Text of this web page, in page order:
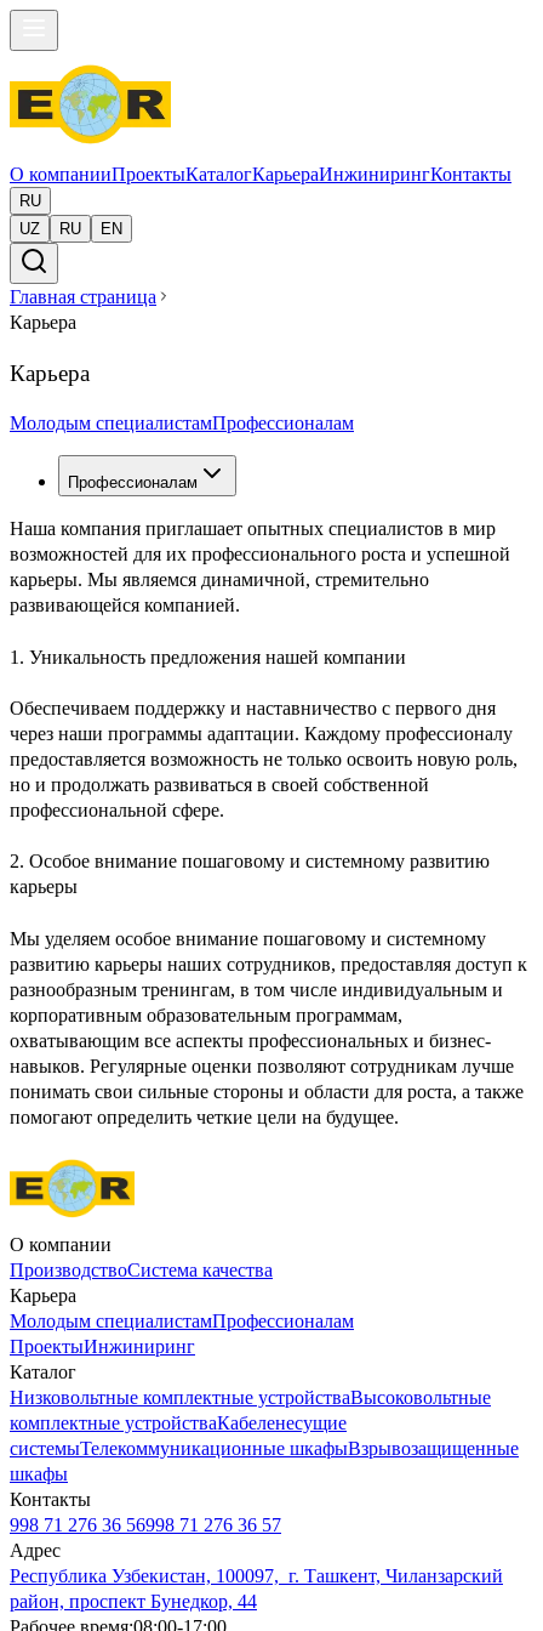
О компанииПроектыКаталогКарьераИнжинирингКонтакты
RU
UZ
RU EN
Главная страница
Карьера
Карьера
Молодым специалистамПрофессионалам
Профессионалам
Наша компания приглашает опытных специалистов в мир
возможностей для их профессионального роста и успешной
карьеры. Мы являемся динамичной, стремительно
развивающейся компанией.
1 . Уникальность предложения нашей компании
Обеспечиваем поддержку и наставничество с первого дня
через наши программы адаптации. Каждому профессионалу
предоставляется возможность не только освоить новую роль,
но и продолжать развиваться в своей собственной
профессиональной сфере.
2. Особое внимание пошаговому и системному развитию
карьеры
Мы уделяем особое внимание пошаговому и системному
развитию карьеры наших сотрудников, предоставляя доступ к
разнообразным тренингам, в том числе индивидуальным и
корпоративным образовательным программам,
охватывающим все аспекты профессиональных и бизнес-
навыков. Регулярные оценки позволяют сотрудникам лучше
понимать свои сильные стороны и области для роста, а также
помогают определить четкие цели на будущее.
О компании
ПроизводствоСистема качества
Карьера
Молодым специалистамПрофессионалам
ПроектыИнжиниринг
Каталог
Низковольтные комплектные устройстваВысоковольтные
комплектные устройстваКабеленесущие
системыТелекоммуникационные шкафыВзрывозащищенные
шкафы
Контакты
998 71 276 36 56998 71 276 36 57
Адрес
Республика Узбекистан, 100097, г. Ташкент, Чиланзарский
район, проспект Бунедкор, 44
Рабочее время:08:00-17:00